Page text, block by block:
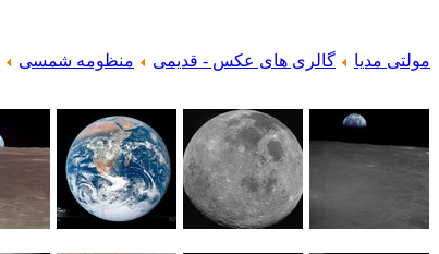
مولتی مدیا گالری های عکس - قدیمی منظومه شمسی